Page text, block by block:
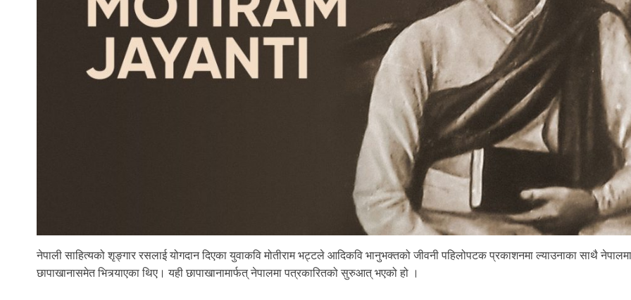
नेपाली साहित्यको शृङ्गार रसलाई योगदान दिएका युवाकवि मोतीराम भट्टले आदिकवि भानुभक्तको जीवनी पहिलोपटक प्रकाशनमा ल्याउनाका साथै नेपालमा
छापाखानासमेत भित्र्याएका थिए। यही छापाखानामार्फत् नेपालमा पत्रकारितको सुरुआत् भएको हो ।